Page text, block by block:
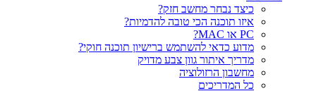
כיצד נבחר מחשב חזק?
איזו תוכנה הכי טובה להדמיות?‎‎
PC או MAC?
מדוע כדאי להשתמש ברישיון תוכנה חוקי?
מדריך איתור גוון צבע מדויק
מחשבון הרזולוציה
כל המדריכים